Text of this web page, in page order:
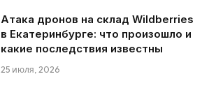
Атака дронов на склад Wildberries
в Екатеринбурге: что произошло и
какие последствия известны
25 июля, 2026